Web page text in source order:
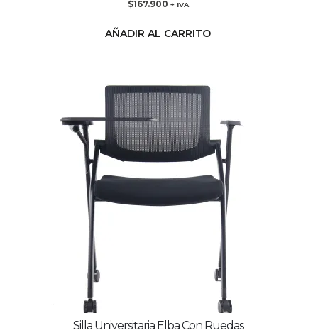
$167.900 + IVA
AÑADIR AL CARRITO
Silla Universitaria Elba Con Ruedas